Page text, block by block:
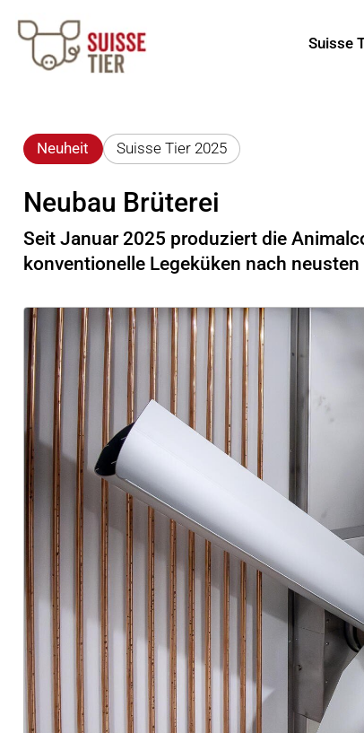
Suisse
Neuheit Suisse Tier 2025
Neubau Brüterei
Seit Januar 2025 produziert die
konventionelle Legeküken nach